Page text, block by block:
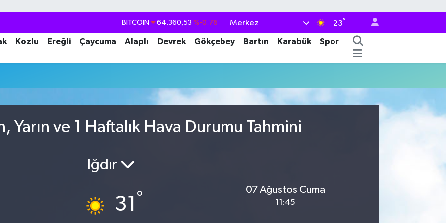
BITCOIN 64.360,53 %-0.76
DOLAR 47,7069 %0.17
6574.81 %1.44
Merkez 23°
Kozlu Ereğli Çaycuma Alaplı Devrek Gökçebey Bartın Karabük
Spor
Yarın ve 1 Haftalık Hava Durumu Tahmini
Iğdır
31 °
07 Ağustos Cuma
11:45